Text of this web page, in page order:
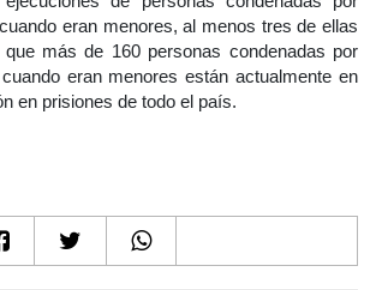
eran menores, al menos tres de ellas
más de 160 personas condenadas por
eran menores están actualmente en
en prisiones de todo el país.